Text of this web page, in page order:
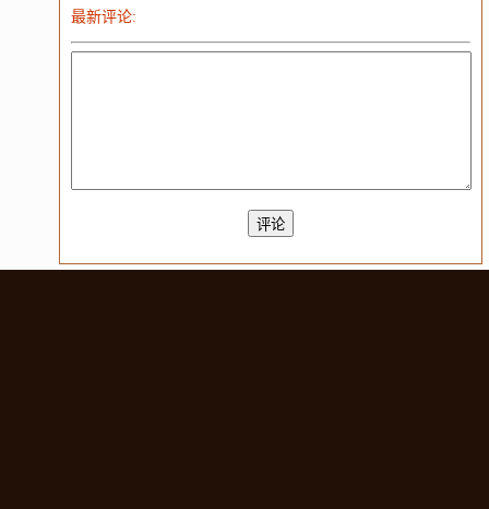
最新评论: